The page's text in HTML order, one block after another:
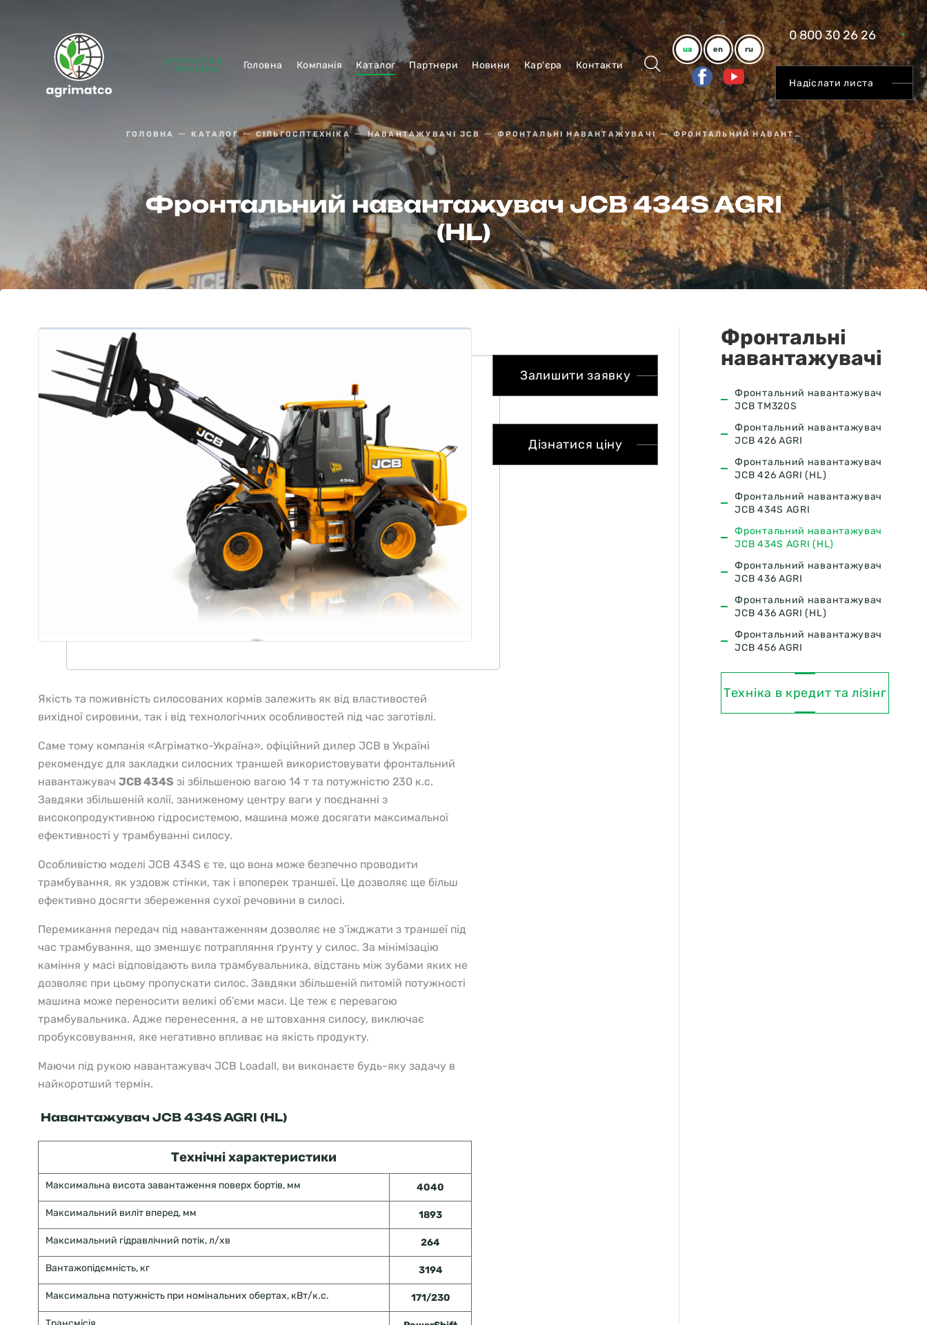
АГРІМАТКО
— УКРАЇНА
Головна Компанiя Каталог Партнери Новини Кар'єра Контакти
ua en ru
0 800 30 26 26
Надіслати листа
ГОЛОВНА КАТАЛОГ СІЛЬГОСПТЕХНІКА НАВАНТАЖУВАЧІ JCB ФРОНТАЛЬНІ НАВАНТАЖУВАЧІ ФРОНТАЛЬНИЙ НАВАНТАЖУВАЧ JCB 434S AGRI (HL)
Фронтальний навантажувач JCB 434S AGRI
(HL)
Якість та поживність силосованих кормів залежить як від властивостей
вихідної сировини, так і від технологічних особливостей під час заготівлі.
Саме тому компанія «Агріматко-Україна», офіційний дилер JCB в Україні
рекомендує для закладки силосних траншей використовувати фронтальний
навантажувач JCB434S зі збільшеною вагою 14 т та потужністю 230 к.с.
Завдяки збільшеній колії, заниженому центру ваги у поєднанні з
високопродуктивною гідросистемою, машина може досягати максимальної
ефективності у трамбуванні силосу.
Особливістю моделі JCB 434S є те, що вона може безпечно проводити
трамбування, як уздовж стінки, так і впоперек траншеї. Це дозволяє ще більш
ефективно досягти збереження сухої речовини в силосі.
Перемикання передач під навантаженням дозволяє не з’їжджати з траншеї під
час трамбування, що зменшує потрапляння ґрунту у силос. За мінімізацію
каміння у масі відповідають вила трамбувальника, відстань між зубами яких не
дозволяє при цьому пропускати силос. Завдяки збільшеній питомій потужності
машина може переносити великі об’єми маси. Це теж є перевагою
трамбувальника. Адже перенесення, а не штовхання силосу, виключає
пробуксовування, яке негативно впливає на якість продукту.
Маючи під рукою навантажувач JCB Loadall, ви виконаєте будь-яку задачу в
найкоротший термін.
Навантажувач JCB 434S AGRI (HL)
Технічні характеристики
Максимальна висота завантаження поверх бортів, мм 4040
Максимальний виліт вперед, мм 1893
Максимальний гідравлічний потік, л/хв 264
Вантажопідємність, кг 3194
Максимальна потужність при номінальних обертах, кВт/к.с. 171/230
Залишити заявку
Дізнатися ціну
Фронтальні
навантажувачі
Фронтальний навантажувач
JCB ТМ320S
Фронтальний навантажувач
JCB 426 AGRI
Фронтальний навантажувач
JCB 426 AGRI (HL)
Фронтальний навантажувач
JCB 434S AGRI
Фронтальний навантажувач
JCB 434S AGRI (HL)
Фронтальний навантажувач
JCB 436 AGRI
Фронтальний навантажувач
JCB 436 AGRI (HL)
Фронтальний навантажувач
JCB 456 AGRI
Техніка в кредит та лізінг